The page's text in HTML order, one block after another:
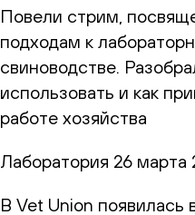
Повели стрим,
подходам к
свиноводстве.
использовать и как
работе хозяйства
Лаборатория 26 марта
В Vet Union появилась